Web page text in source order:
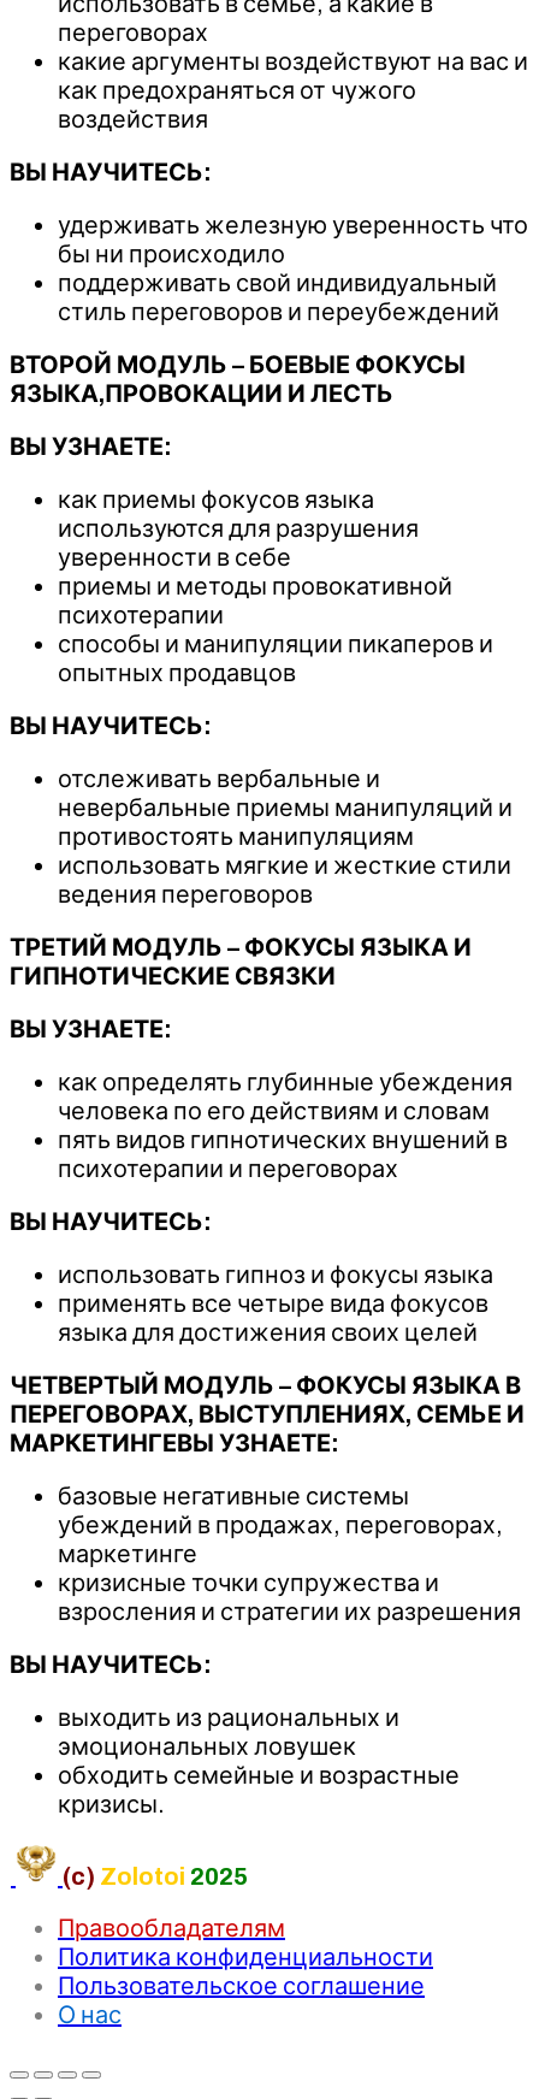
переговорах
какие аргументы воздействуют на вас и
как предохраняться от чужого
воздействия
ВЫ НАУЧИТЕСЬ:
удерживать железную уверенность что
бы ни происходило
поддерживать свой индивидуальный
стиль переговоров и переубеждений
ВТОРОЙ МОДУЛЬ – БОЕВЫЕ ФОКУСЫ
ЯЗЫКА,ПРОВОКАЦИИ И ЛЕСТЬ
ВЫ УЗНАЕТЕ:
как приемы фокусов языка
используются для разрушения
уверенности в себе
приемы и методы провокативной
психотерапии
способы и манипуляции пикаперов и
опытных продавцов
ВЫ НАУЧИТЕСЬ:
отслеживать вербальные и
невербальные приемы манипуляций и
противостоять манипуляциям
использовать мягкие и жесткие стили
ведения переговоров
ТРЕТИЙ МОДУЛЬ – ФОКУСЫ ЯЗЫКА И
ГИПНОТИЧЕСКИЕ СВЯЗКИ
ВЫ УЗНАЕТЕ:
как определять глубинные убеждения
человека по его действиям и словам
пять видов гипнотических внушений в
психотерапии и переговорах
ВЫ НАУЧИТЕСЬ:
использовать гипноз и фокусы языка
применять все четыре вида фокусов
языка для достижения своих целей
ЧЕТВЕРТЫЙ МОДУЛЬ – ФОКУСЫ ЯЗЫКА В
ПЕРЕГОВОРАХ, ВЫСТУПЛЕНИЯХ, СЕМЬЕ И
МАРКЕТИНГЕВЫ УЗНАЕТЕ:
базовые негативные системы
убеждений в продажах, переговорах,
маркетинге
кризисные точки супружества и
взросления и стратегии их разрешения
ВЫ НАУЧИТЕСЬ:
выходить из рациональных и
эмоциональных ловушек
обходить семейные и возрастные
кризисы.
(c) Zolotoi 2025
Правообладателям
Политика конфиденциальности
Пользовательское соглашение
О нас